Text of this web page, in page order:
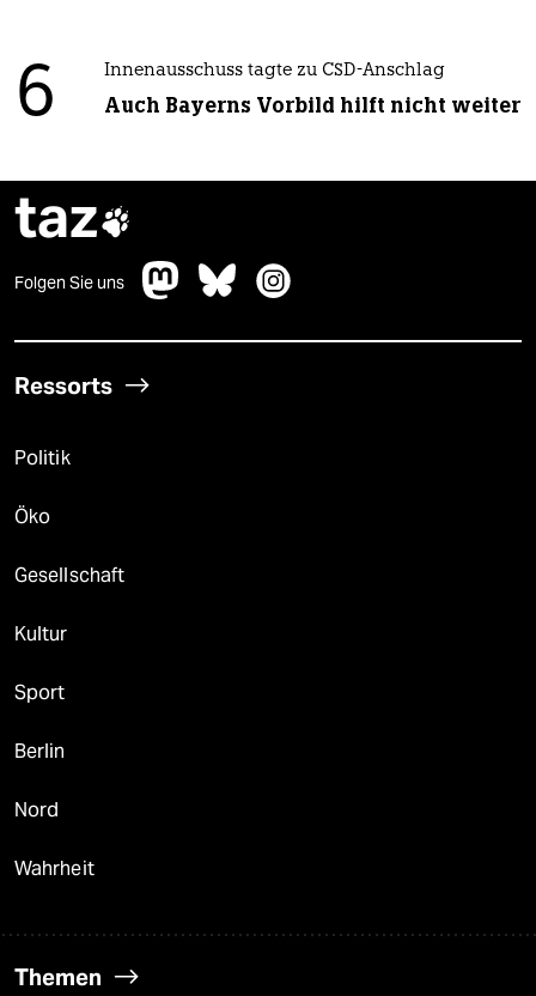
6 Innenausschuss tagte zu CSD-Anschlag
Auch Bayerns Vorbild hilft nicht weiter
taz
Folgen Sie uns
Ressorts
Politik
Öko
Gesellschaft
Kultur
Sport
Berlin
Nord
Wahrheit
Themen